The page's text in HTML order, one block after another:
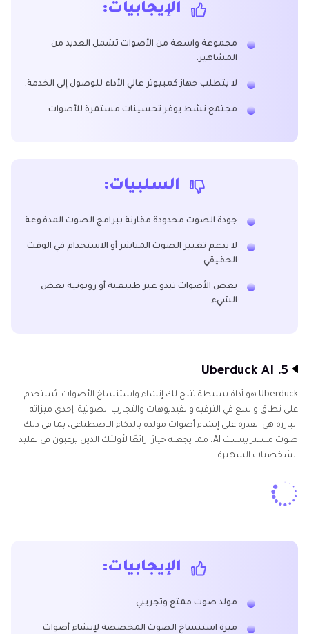
الإيجابيات:
مجموعة واسعة من الأصوات تشمل العديد من
المشاهير.
لا يتطلب جهاز كمبيوتر عالي الأداء للوصول إلى الخدمة.
مجتمع نشط يوفر تحسينات مستمرة للأصوات.
السلبيات:
جودة الصوت محدودة مقارنة ببرامج الصوت المدفوعة.
لا يدعم تغيير الصوت المباشر أو الاستخدام في الوقت
الحقيقي.
بعض الأصوات تبدو غير طبيعية أو روبوتية بعض
الشيء.
5. Uberduck AI
Uberduck هو أداة بسيطة تتيح لك إنشاء واستنساخ الأصوات. يُستخدم
على نطاق واسع في الترفيه والفيديوهات والتجارب الصوتية. إحدى ميزاته
البارزة هي القدرة على إنشاء أصوات مولدة بالذكاء الاصطناعي، بما في ذلك
صوت مستر بيست AI، مما يجعله خيارًا رائعًا لأولئك الذين يرغبون في تقليد
الشخصيات الشهيرة.
الإيجابيات:
مولد صوت ممتع وتجريبي.
ميزة استنساخ الصوت المخصصة لإنشاء أصوات